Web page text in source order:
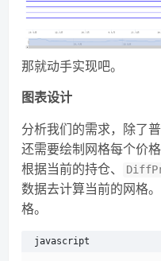
那就动手实现吧。
图表设计
分析我们的需求，除了
还需要绘制网格每个价
根据当前的持仓、
数据去计算当前的网格
格。
javascript